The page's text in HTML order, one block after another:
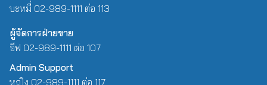
บะหมี่ 02-989-1111 ต่อ 113
ผู้จัดการฝ่ายขาย
อีฟ 02-989-1111 ต่อ 107
Admin Support
หญิง 02-989-1111 ต่อ 117